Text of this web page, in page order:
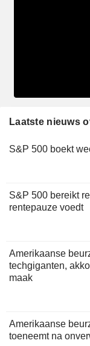
Laatste nieuws
S&P 500 boekt
S&P 500 bereikt
rentepauze voedt
Amerikaanse
techgiganten,
maak
Amerikaanse
toeneemt na